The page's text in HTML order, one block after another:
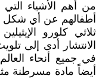
من أهم الأشياء التي
أطفالهم عن أي شكل
الانتشار أدى إلى
أيضاً مادة مسرطنة